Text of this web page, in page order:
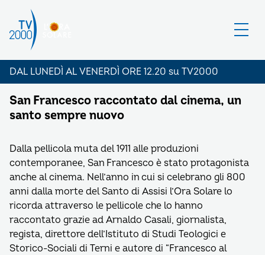
DAL LUNEDÌ AL VENERDÌ ORE 12.20 su TV2000
San Francesco raccontato dal cinema, un
santo sempre nuovo
Dalla pellicola muta del 1911 alle produzioni
contemporanee, San Francesco è stato protagonista
anche al cinema. Nell’anno in cui si celebrano gli 800
anni dalla morte del Santo di Assisi l’Ora Solare lo
ricorda attraverso le pellicole che lo hanno
raccontato grazie ad Arnaldo Casali, giornalista,
regista, direttore dell’Istituto di Studi Teologici e
Storico-Sociali di Terni e autore di “Francesco al